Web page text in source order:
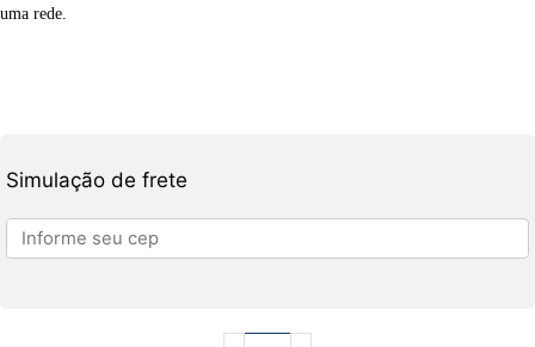
uma rede.
Simulação de frete